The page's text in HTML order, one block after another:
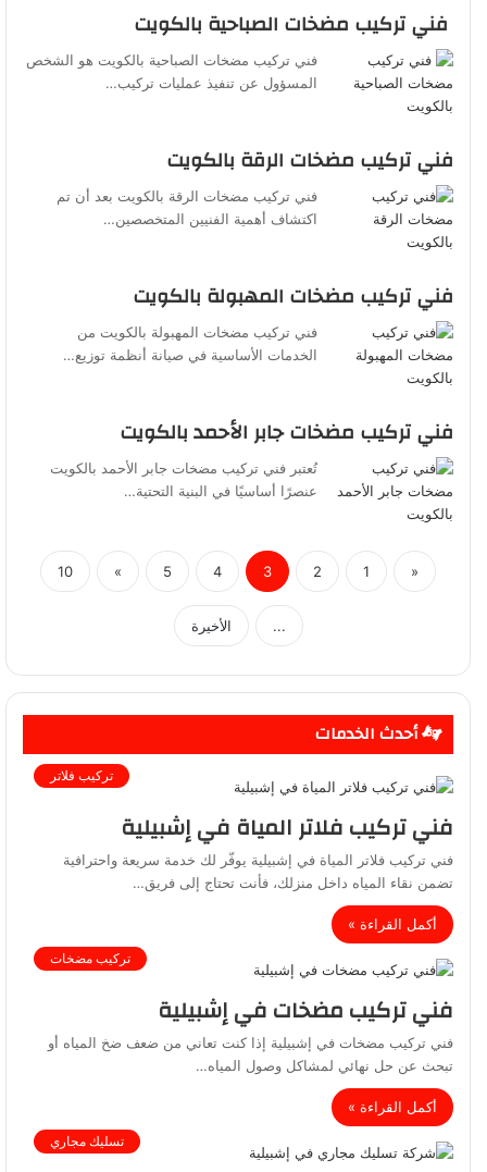
فني تركيب مضخات الصباحية بالكويت
فني تركيب مضخات الصباحية بالكويت هو الشخص
المسؤول عن تنفيذ عمليات تركيب…
فني تركيب مضخات الرقة بالكويت
فني تركيب مضخات الرقة بالكويت بعد أن تم
اكتشاف أهمية الفنيين المتخصصين…
فني تركيب مضخات المهبولة بالكويت
فني تركيب مضخات المهبولة بالكويت من
الخدمات الأساسية في صيانة أنظمة توزيع…
فني تركيب مضخات جابر الأحمد بالكويت
تُعتبر فني تركيب مضخات جابر الأحمد بالكويت
عنصرًا أساسيًا في البنية التحتية…
«
1
2
3
4
5
»
10
... الأخيرة
أحدث الخدمات
تركيب فلاتر
فني تركيب فلاتر المياة في إشبيلية
فني تركيب فلاتر المياة في إشبيلية يوفّر لك خدمة سريعة واحترافية
تضمن نقاء المياه داخل منزلك، فأنت تحتاج إلى فريق…
أكمل القراءة »
تركيب مضخات
فني تركيب مضخات في إشبيلية
فني تركيب مضخات في إشبيلية إذا كنت تعاني من ضعف ضخ المياه أو
تبحث عن حل نهائي لمشاكل وصول المياه…
أكمل القراءة »
تسليك مجاري